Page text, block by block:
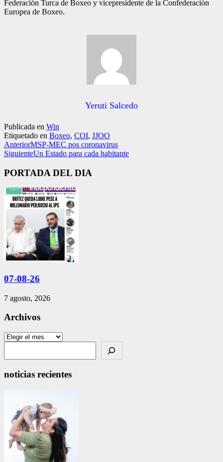
Federación Turca de Boxeo y vicepresidente de la Confederación
Europea de Boxeo.
Yeruti Salcedo
Publicada en Win
Etiquetado en Boxeo, COI, JJOO
AnteriorMSP-MEC pos coronavirus
SiguienteUn Estado para cada habitante
PORTADA DEL DIA
07-08-26
7 agosto, 2026
Archivos
Archivos
noticias recientes